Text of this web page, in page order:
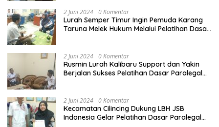
2 Juni 2024 0 Komentar
Lurah Semper Timur Ingin Pemuda Karang
Taruna Melek Hukum Melalui Pelatihan Dasar
2 Juni 2024 0 Komentar
Rusmin Lurah Kalibaru Support dan Yakin
Berjalan Sukses Pelatihan Dasar Paralegal
2 Juni 2024 0 Komentar
Kecamatan Cilincing Dukung LBH JSB
Indonesia Gelar Pelatihan Dasar Paralegal